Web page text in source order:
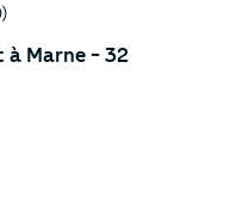
à Marne - 32